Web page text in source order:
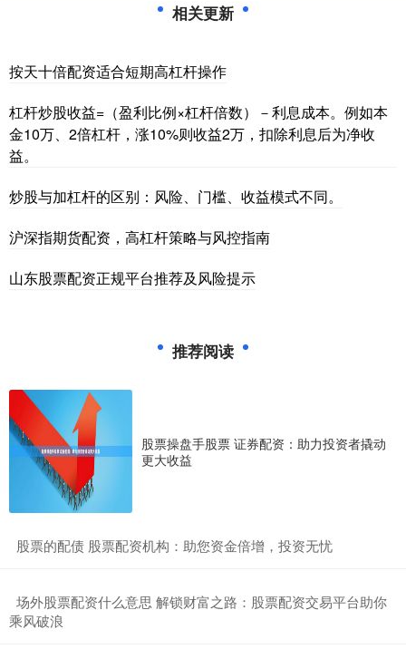
相关更新
按天十倍配资适合短期高杠杆操作
杠杆炒股收益=（盈利比例×杠杆倍数）－利息成本。例如本
金10万、2倍杠杆，涨10%则收益2万，扣除利息后为净收
益。
炒股与加杠杆的区别：风险、门槛、收益模式不同。
沪深指期货配资，高杠杆策略与风控指南
山东股票配资正规平台推荐及风险提示
推荐阅读
股票操盘手股票 证券配资：助力投资者撬动
更大收益
​股票的配债 股票配资机构：助您资金倍增，投资无忧
​场外股票配资什么意思 解锁财富之路：股票配资交易平台助你
乘风破浪